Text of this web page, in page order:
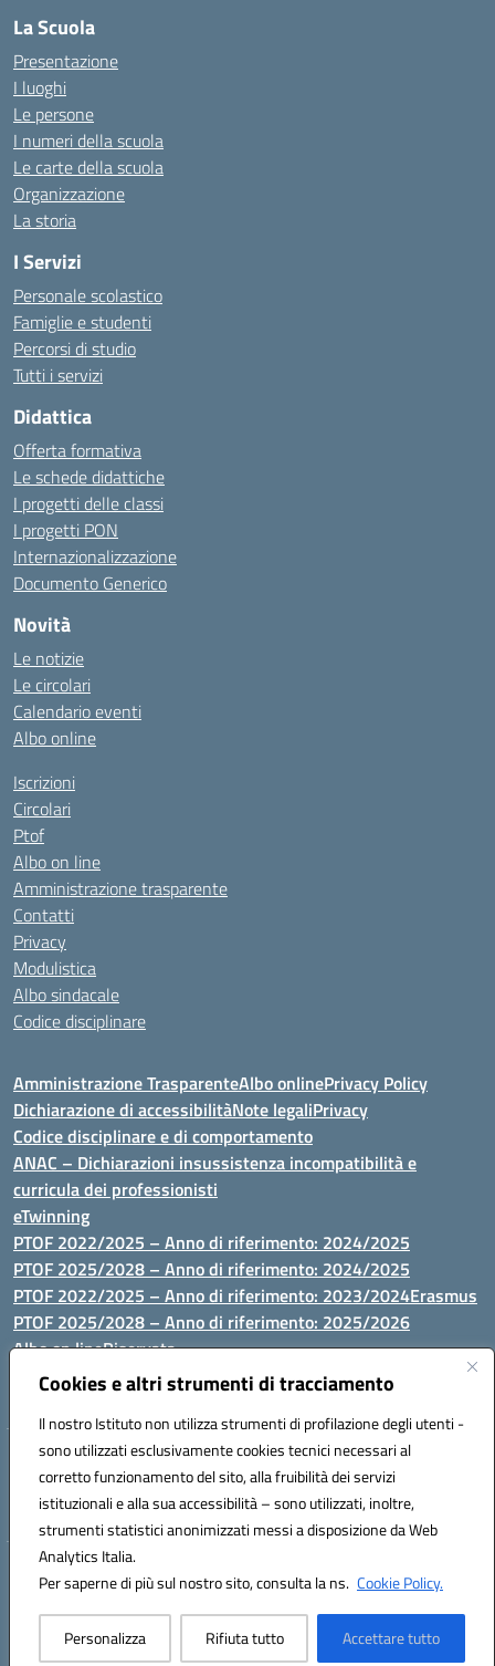
Cookies e altri strumenti di tracciamento
Il nostro Istituto non utilizza strumenti di profilazione degli utenti -
sono utilizzati esclusivamente cookies tecnici necessari al
corretto funzionamento del sito, alla fruibilità dei servizi
istituzionali e alla sua accessibilità – sono utilizzati, inoltre,
strumenti statistici anonimizzati messi a disposizione da Web
Analytics Italia.
Per saperne di più sul nostro sito, consulta la ns. Cookie Policy.
Personalizza Rifiuta tutto Accettare tutto
La Scuola
Presentazione
I luoghi
Le persone
I numeri della scuola
Le carte della scuola
Organizzazione
La storia
I Servizi
Personale scolastico
Famiglie e studenti
Percorsi di studio
Tutti i servizi
Didattica
Offerta formativa
Le schede didattiche
I progetti delle classi
I progetti PON
Internazionalizzazione
Documento Generico
Novità
Le notizie
Le circolari
Calendario eventi
Albo online
Iscrizioni
Circolari
Ptof
Albo on line
Amministrazione trasparente
Contatti
Privacy
Modulistica
Albo sindacale
Codice disciplinare
Amministrazione TrasparenteAlbo onlinePrivacy Policy
Dichiarazione di accessibilitàNote legaliPrivacy
Codice disciplinare e di comportamento
ANAC – Dichiarazioni insussistenza incompatibilità e
curricula dei professionisti
eTwinning
PTOF 2022/2025 – Anno di riferimento: 2024/2025
PTOF 2025/2028 – Anno di riferimento: 2024/2025
PTOF 2022/2025 – Anno di riferimento: 2023/2024Erasmus
PTOF 2025/2028 – Anno di riferimento: 2025/2026
Albo on lineRiservata
P.N. Dotazione di attrezzature per le palestre
Via Luna e Sole, 44 07100, Sassari - Tel 079293287 - Fax 0793764116
- Mail: ssvc010009@istruzione.it - PEC: ssvc010009@pec.istruzione.it
- C.F. / P.IVA Convitto 80000150906 - C.F. Scuole 92073300904
Hosting & Powered by 3D Solution S.r.l.
Concept & Design by Designers Italia